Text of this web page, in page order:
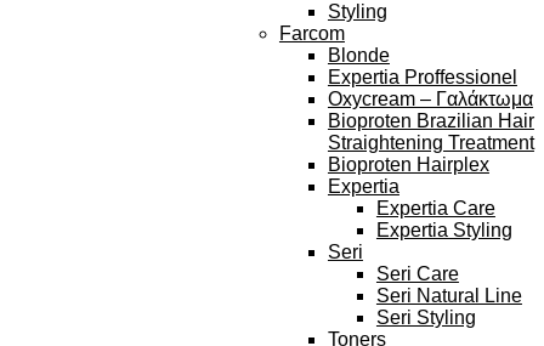
Styling
Farcom
Blonde
Expertia Proffessionel
Oxycream – Γαλάκτωμα
Bioproten Brazilian Hair
Straightening Treatment
Bioproten Hairplex
Expertia
Expertia Care
Expertia Styling
Seri
Seri Care
Seri Natural Line
Seri Styling
Toners